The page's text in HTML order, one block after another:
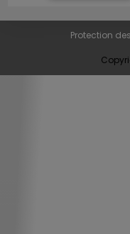
Protection